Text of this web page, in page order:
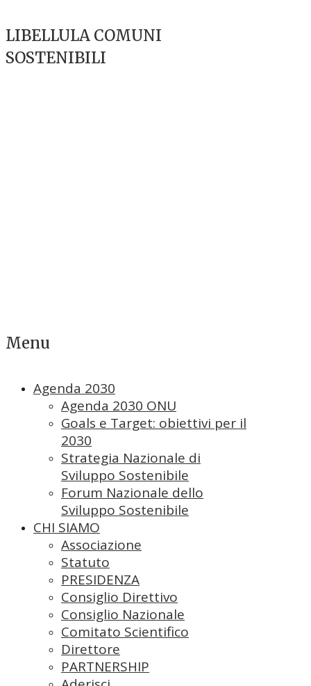
LIBELLULA COMUNI
SOSTENIBILI
Menu
Agenda 2030
Agenda 2030 ONU
Goals e Target: obiettivi per il
2030
Strategia Nazionale di
Sviluppo Sostenibile
Forum Nazionale dello
Sviluppo Sostenibile
CHI SIAMO
Associazione
Statuto
PRESIDENZA
Consiglio Direttivo
Consiglio Nazionale
Comitato Scientifico
Direttore
PARTNERSHIP